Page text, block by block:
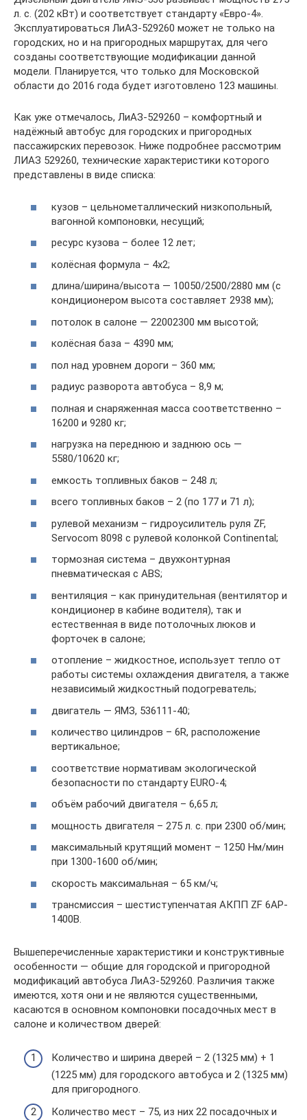
л. с. (202 кВт) и соответствует стандарту «Евро-4».
Эксплуатироваться ЛиАЗ-529260 может не только на
городских, но и на пригородных маршрутах, для чего
созданы соответствующие модификации данной
модели. Планируется, что только для Московской
области до 2016 года будет изготовлено 123 машины.
Как уже отмечалось, ЛиАЗ-529260 – комфортный и
надёжный автобус для городских и пригородных
пассажирских перевозок. Ниже подробнее рассмотрим
ЛИАЗ 529260, технические характеристики которого
представлены в виде списка:
кузов – цельнометаллический низкопольный,
вагонной компоновки, несущий;
ресурс кузова – более 12 лет;
колёсная формула – 4х2;
длина/ширина/высота — 10050/2500/2880 мм (с
кондиционером высота составляет 2938 мм);
потолок в салоне — 22002300 мм высотой;
колёсная база – 4390 мм;
пол над уровнем дороги – 360 мм;
радиус разворота автобуса – 8,9 м;
полная и снаряженная масса соответственно –
16200 и 9280 кг;
нагрузка на переднюю и заднюю ось —
5580/10620 кг;
емкость топливных баков – 248 л;
всего топливных баков – 2 (по 177 и 71 л);
рулевой механизм – гидроусилитель руля ZF,
Servocom 8098 с рулевой колонкой Continental;
тормозная система – двухконтурная
пневматическая с ABS;
вентиляция – как принудительная (вентилятор и
кондиционер в кабине водителя), так и
естественная в виде потолочных люков и
форточек в салоне;
отопление – жидкостное, использует тепло от
работы системы охлаждения двигателя, а также
независимый жидкостный подогреватель;
двигатель — ЯМЗ, 536111-40;
количество цилиндров – 6R, расположение
вертикальное;
соответствие нормативам экологической
безопасности по стандарту EURO-4;
объём рабочий двигателя – 6,65 л;
мощность двигателя – 275 л. с. при 2300 об/мин;
максимальный крутящий момент – 1250 Нм/мин
при 1300-1600 об/мин;
скорость максимальная – 65 км/ч;
трансмиссия – шестиступенчатая АКПП ZF 6AP-
1400B.
Вышеперечисленные характеристики и конструктивные
особенности — общие для городской и пригородной
модификаций автобуса ЛиАЗ-529260. Различия также
имеются, хотя они и не являются существенными,
касаются в основном компоновки посадочных мест в
салоне и количеством дверей:
Количество и ширина дверей – 2 (1325 мм) + 1
(1225 мм) для городского автобуса и 2 (1325 мм)
для пригородного.
Количество мест – 75, из них 22 посадочных и